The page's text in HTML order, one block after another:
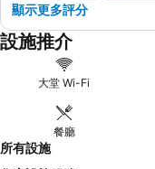
顯示更多評分
設施推介
大堂 Wi-Fi
餐廳
所有設施